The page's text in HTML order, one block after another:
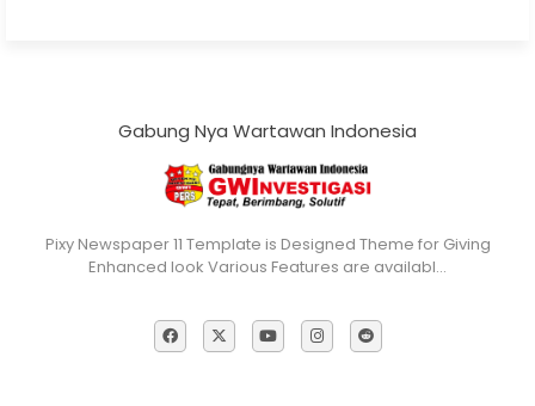
Gabung Nya Wartawan Indonesia
Pixy Newspaper 11 Template is Designed Theme for Giving
Enhanced look Various Features are availabl…